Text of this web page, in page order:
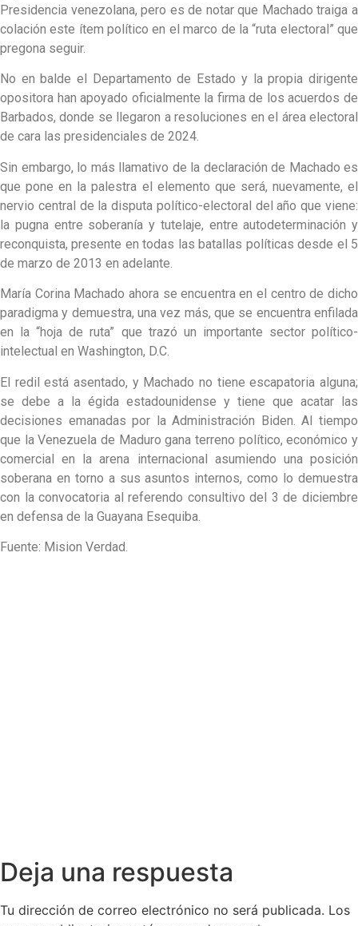
Presidencia venezolana, pero es de notar que Machado traiga a
colación este ítem político en el marco de la “ruta electoral” que
pregona seguir.
No en balde el Departamento de Estado y la propia dirigente
opositora han apoyado oficialmente la firma de los acuerdos de
Barbados, donde se llegaron a resoluciones en el área electoral
de cara las presidenciales de 2024.
Sin embargo, lo más llamativo de la declaración de Machado es
que pone en la palestra el elemento que será, nuevamente, el
nervio central de la disputa político-electoral del año que viene:
la pugna entre soberanía y tutelaje, entre autodeterminación y
reconquista, presente en todas las batallas políticas desde el 5
de marzo de 2013 en adelante.
María Corina Machado ahora se encuentra en el centro de dicho
paradigma y demuestra, una vez más, que se encuentra enfilada
en la “hoja de ruta” que trazó un importante sector político-
intelectual en Washington, D.C.
El redil está asentado, y Machado no tiene escapatoria alguna;
se debe a la égida estadounidense y tiene que acatar las
decisiones emanadas por la Administración Biden. Al tiempo
que la Venezuela de Maduro gana terreno político, económico y
comercial en la arena internacional asumiendo una posición
soberana en torno a sus asuntos internos, como lo demuestra
con la convocatoria al referendo consultivo del 3 de diciembre
en defensa de la Guayana Esequiba.
Fuente: Mision Verdad.
Deja una respuesta
Tu dirección de correo electrónico no será publicada. Los